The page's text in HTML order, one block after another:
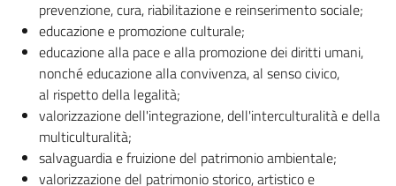
prevenzione, cura, riabilitazione e reinserimento sociale;
educazione e promozione culturale;
educazione alla pace e alla promozione dei diritti umani,
nonché educazione alla convivenza, al senso civico,
al rispetto della legalità;
valorizzazione dell'integrazione, dell'interculturalità e della
multiculturalità;
salvaguardia e fruizione del patrimonio ambientale;
valorizzazione del patrimonio storico, artistico e